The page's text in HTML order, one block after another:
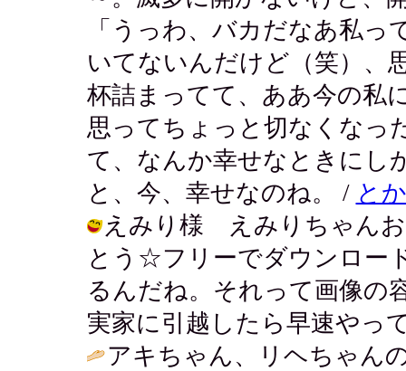
「うっわ、バカだなあ私
いてないんだけど（笑）、
杯詰まってて、ああ今の私
思ってちょっと切なくなっ
て、なんか幸せなときにし
と、今、幸せなのね。 / と
えみり様 えみりちゃんお
とう☆フリーでダウンロー
るんだね。それって画像の
実家に引越したら早速やっ
アキちゃん、リヘちゃん